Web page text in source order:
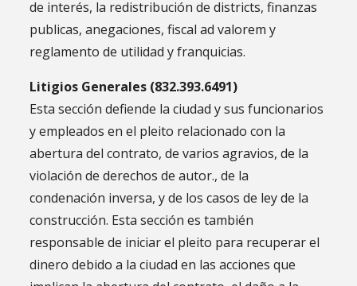
de interés, la redistribución de districts, finanzas
publicas, anegaciones, fiscal ad valorem y
reglamento de utilidad y franquicias.
Litigios Generales (832.393.6491)
Esta sección defiende la ciudad y sus funcionarios
y empleados en el pleito relacionado con la
abertura del contrato, de varios agravios, de la
violación de derechos de autor., de la
condenación inversa, y de los casos de ley de la
construcción. Esta sección es también
responsable de iniciar el pleito para recuperar el
dinero debido a la ciudad en las acciones que